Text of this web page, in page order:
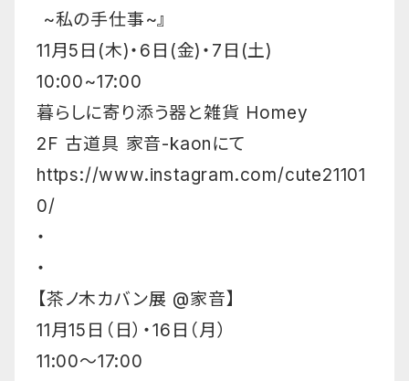
~私の手仕事~』
11月5日(木)・6日(金)・7日(土)
10:00~17:00
暮らしに寄り添う器と雑貨 Homey
2F 古道具 家音-kaonにて
https://www.instagram.com/cute21101
0/
・
・
【茶ノ木カバン展 @家音】
11月15日（日）・16日（月）
11:00〜17:00